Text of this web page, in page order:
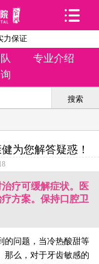
力保证
专业介绍
搜索
为您解答疑惑！
疗可缓解症状。医
方案。保持口腔卫
的问题，当冷热酸甜等
那么，对于牙齿敏感的